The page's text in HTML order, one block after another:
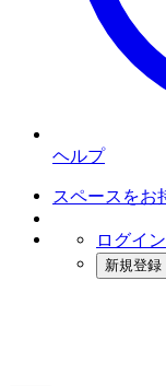
ヘルプ
スペースをお
ログイン
新規登録